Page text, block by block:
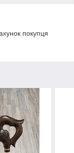
покупця